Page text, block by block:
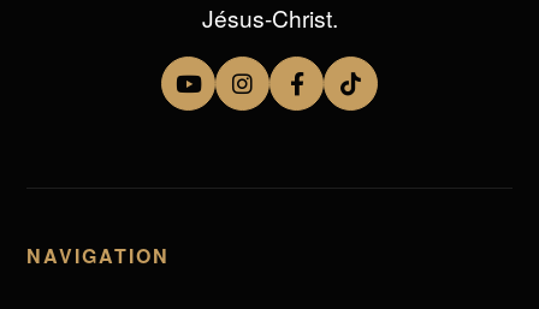
Jésus-Christ.
NAVIGATION